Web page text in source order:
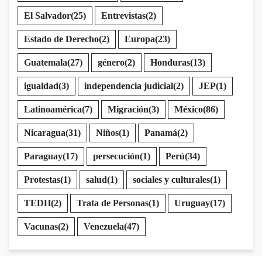
El Salvador(25) Entrevistas(2)
Estado de Derecho(2) Europa(23)
Guatemala(27) género(2) Honduras(13)
igualdad(3) independencia judicial(2) JEP(1)
Latinoamérica(7) Migración(3) México(86)
Nicaragua(31) Niños(1) Panamá(2)
Paraguay(17) persecución(1) Perú(34)
Protestas(1) salud(1) sociales y culturales(1)
TEDH(2) Trata de Personas(1) Uruguay(17)
Vacunas(2) Venezuela(47)